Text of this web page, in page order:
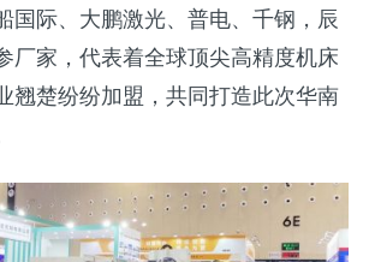
国际、大鹏激光、普电、千钢，辰
厂家，代表着全球顶尖高精度机床
翘楚纷纷加盟，共同打造此次华南